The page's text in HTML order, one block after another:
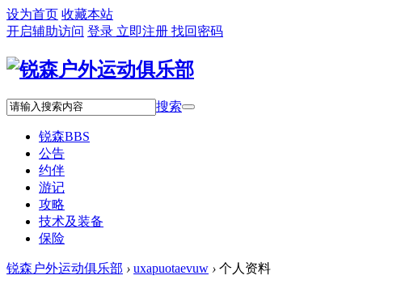
设为首页 收藏本站
开启辅助访问 登录 立即注册 找回密码
搜索
锐森BBS
公告
约伴
游记
攻略
技术及装备
保险
锐森户外运动俱乐部 › uxapuotaevuw › 个人资料